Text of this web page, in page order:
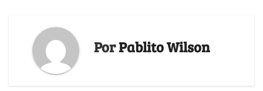
PorPablito Wilson